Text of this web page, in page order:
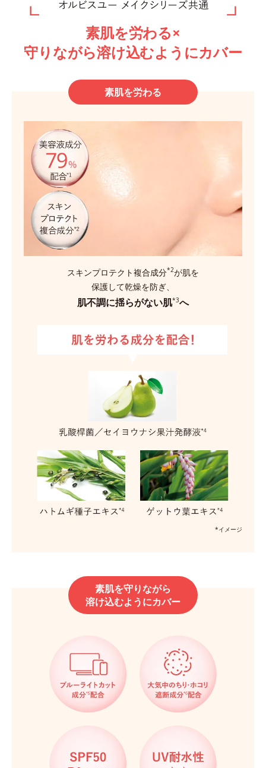
素肌を労わる×
守りながら溶け込むようにカバー
素肌を労わる
スキンプロテクト複合成分*2が肌を
保護して乾燥を防ぎ、
肌不調に揺らがない肌*3へ
*イメージ
素肌を守りながら
溶け込むようにカバー